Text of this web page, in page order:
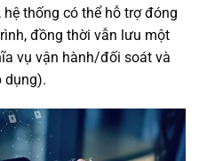
thống có thể hỗ trợ đóng
đồng thời vẫn lưu một
vụ vận hành/đối soát và
dụng).